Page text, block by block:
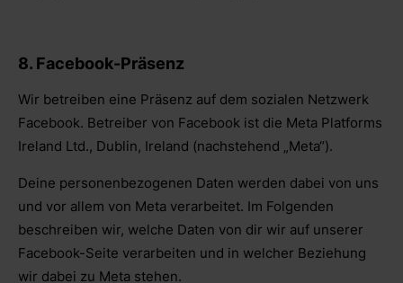
8. Facebook-Präsenz
Wir betreiben eine Präsenz auf dem sozialen Netzwerk
Facebook. Betreiber von Facebook ist die Meta Platforms
Ireland Ltd., Dublin, Ireland (nachstehend „Meta“).
Deine personenbezogenen Daten werden dabei von uns
und vor allem von Meta verarbeitet. Im Folgenden
beschreiben wir, welche Daten von dir wir auf unserer
Facebook-Seite verarbeiten und in welcher Beziehung
wir dabei zu Meta stehen.